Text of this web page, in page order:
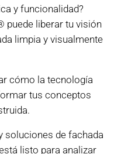
y funcionalidad?
puede liberar tu visión
limpia y visualmente
cómo la tecnología
tus conceptos
soluciones de fachada
listo para analizar